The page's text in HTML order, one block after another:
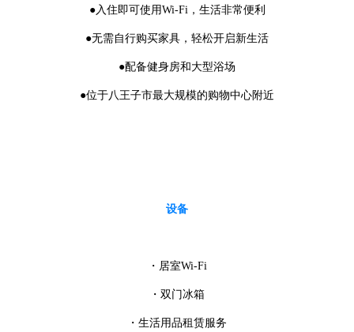
●入住即可使用Wi-Fi，生活非常便利
●无需自行购买家具，轻松开启新生活
●配备健身房和大型浴场
●位于八王子市最大规模的购物中心附近
设备
・居室Wi-Fi
・双门冰箱
・生活用品租赁服务